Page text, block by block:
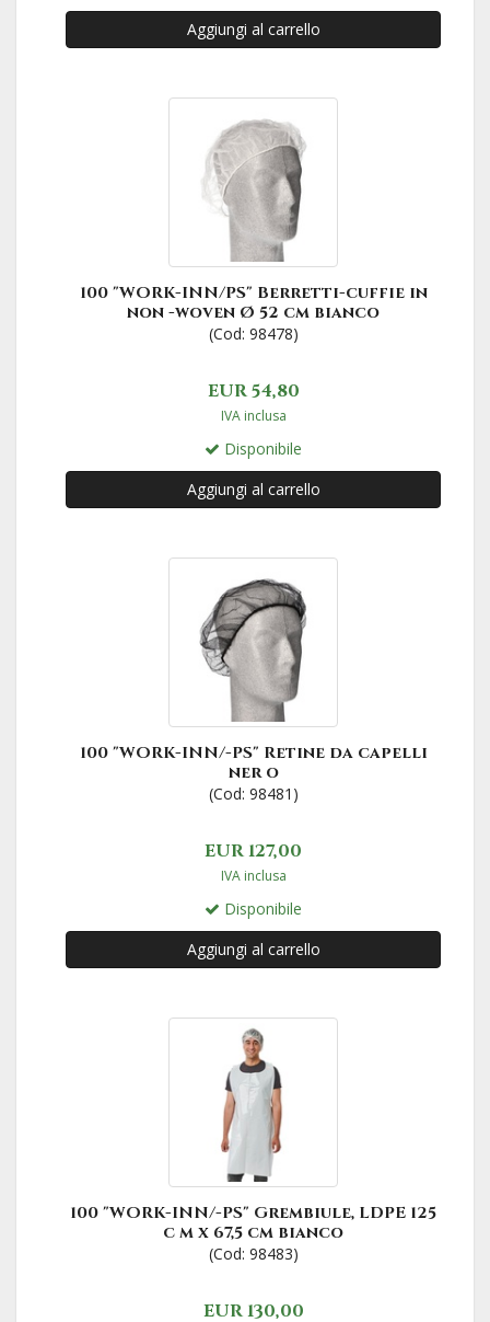
Aggiungi al carrello
100 "WORK-INN/PS" Berretti-cuffie in
non -woven Ø 52 cm bianco
(Cod: 98478)
EUR 54,80
IVA inclusa
Disponibile
Aggiungi al carrello
100 "WORK-INN/-PS" Retine da capelli
ner o
(Cod: 98481)
EUR 127,00
IVA inclusa
Disponibile
Aggiungi al carrello
100 "WORK-INN/-PS" Grembiule, LDPE 125
c m x 67,5 cm bianco
(Cod: 98483)
EUR 130,00